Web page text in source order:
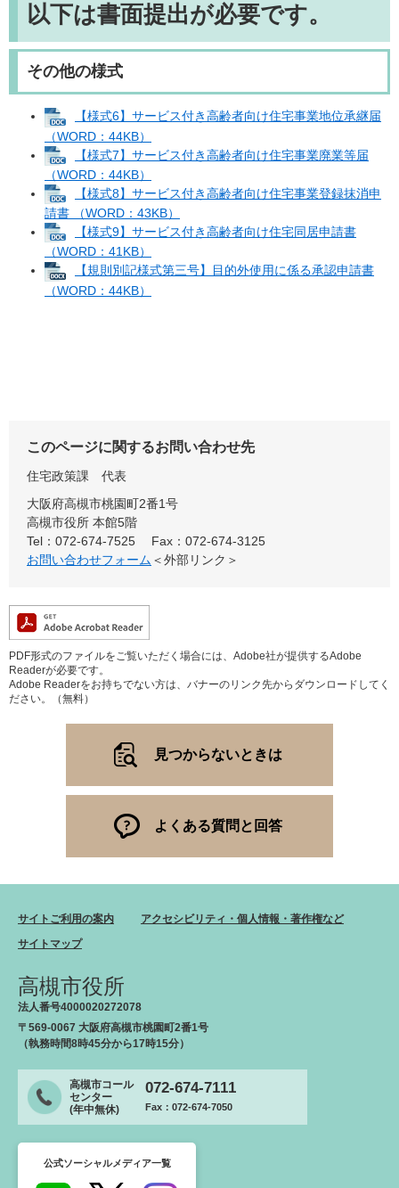
以下は書面提出が必要です。
その他の様式
【様式6】サービス付き高齢者向け住宅事業地位承継届
（WORD：44KB）
【様式7】サービス付き高齢者向け住宅事業廃業等届
（WORD：44KB）
【様式8】サービス付き高齢者向け住宅事業登録抹消申
請書 （WORD：43KB）
【様式9】サービス付き高齢者向け住宅同居申請書
（WORD：41KB）
【規則別記様式第三号】目的外使用に係る承認申請書
（WORD：44KB）
このページに関するお問い合わせ先
住宅政策課
代表
大阪府高槻市桃園町2番1号
高槻市役所 本館5階
Tel：072-674-7525
Fax：072-674-3125
お問い合わせフォーム ＜外部リンク＞
PDF形式のファイルをご覧いただく場合には、Adobe社が提供するAdobe
Readerが必要です。
Adobe Readerをお持ちでない方は、バナーのリンク先からダウンロードしてく
ださい。（無料）
見つからないときは
よくある質問と回答
サイトご利用の案内
アクセシビリティ・個人情報・著作権など
サイトマップ
高槻市役所
法人番号4000020272078
〒569-0067 大阪府高槻市桃園町2番1号
（執務時間8時45分から17時15分）
高槻市コール
センター
(年中無休)
072-674-7111
Fax：072-674-7050
公式ソーシャルメディア一覧